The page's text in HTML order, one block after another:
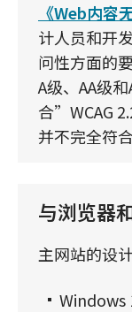
《Web内容
计人员和开
问性方面的
A级、AA级
合”WCAG
并不完全符
与浏览器
主网站的设
Windows